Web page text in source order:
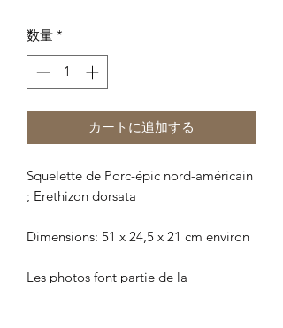
数量 *
カートに追加する
Squelette de Porc-épic nord-américain
; Erethizon dorsata
Dimensions: 51 x 24,5 x 21 cm environ
Les photos font partie de la